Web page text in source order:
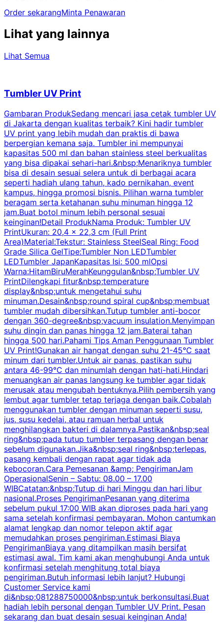
Order sekarangMinta Penawaran
Lihat yang lainnya
Lihat Semua
Tumbler UV Print
Gambaran ProdukSedang mencari jasa cetak tumbler UV
di Jakarta dengan kualitas terbaik? Kini hadir tumbler
UV print yang lebih mudah dan praktis di bawa
berpergian kemana saja. Tumbler ini mempunyai
kapasitas 500 ml dan bahan stainless steel berkualitas
yang bisa dipakai sehari-hari.&nbsp;Menariknya tumbler
bisa di desain sesuai selera untuk di berbagai acara
seperti hadiah ulang tahun, kado pernikahan, event
kampus, hingga promosi bisnis. Pilihan warna tumbler
beragam serta ketahanan suhu minuman hingga 12
jam.Buat botol minum lebih personal sesuai
keinginan!Detail ProdukNama Produk: Tumbler UV
PrintUkuran: 20,4 x 22,3 cm (Full Print
Area)Material:Tekstur: Stainless SteelSeal Ring: Food
Grade Silica GelTipe:Tumbler Non LEDTumbler
LEDTumbler JapanKapasitas Isi: 500 mlOpsi
Warna:HitamBiruMerahKeunggulan&nbsp;Tumbler UV
PrintDilengkapi fitur&nbsp;temperature
display&nbsp;untuk mengetahui suhu
minuman.Desain&nbsp;round spiral cup&nbsp;membuat
tumbler mudah dibersihkan.Tutup tumbler anti-bocor
dengan 360-degree&nbsp;vacuum insulation.Menyimpan
suhu dingin dan panas hingga 12 jam.Baterai tahan
hingga 500 hari.Pahami Tips Aman Penggunaan Tumbler
UV Print!Gunakan air hangat dengan suhu 21-45°C saat
minum dari tumbler.Untuk air panas, pastikan suhu
antara 46-99°C dan minumlah dengan hati-hati.Hindari
menuangkan air panas langsung ke tumbler agar tidak
merusak atau mengubah bentuknya.Pilih pembersih yang
lembut agar tumbler tetap terjaga dengan baik.Cobalah
menggunakan tumbler dengan minuman seperti susu,
jus, susu kedelai, atau ramuan herbal untuk
menghilangkan bakteri di dalamnya.Pastikan&nbsp;seal
ring&nbsp;pada tutup tumbler terpasang dengan benar
sebelum digunakan.Jika&nbsp;seal ring&nbsp;terlepas,
pasang kembali dengan rapat agar tidak ada
kebocoran.Cara Pemesanan &amp; PengirimanJam
OperasionalSenin – Sabtu: 08.00 – 17.00
WIBCatatan:&nbsp;Tutup di hari Minggu dan hari libur
nasional.Proses PengirimanPesanan yang diterima
sebelum pukul 17:00 WIB akan diproses pada hari yang
sama setelah konfirmasi pembayaran. Mohon cantumkan
alamat lengkap dan nomor telepon aktif agar
memudahkan proses pengiriman.Estimasi Biaya
PengirimanBiaya yang ditampilkan masih bersifat
estimasi awal. Tim kami akan menghubungi Anda untuk
konfirmasi setelah menghitung total biaya
pengiriman.Butuh informasi lebih lanjut? Hubungi
Customer Service kami
di&nbsp;081288750000&nbsp;untuk berkonsultasi.Buat
hadiah lebih personal dengan Tumbler UV Print. Pesan
sekarang dan buat desain sesuai keinginan Anda!